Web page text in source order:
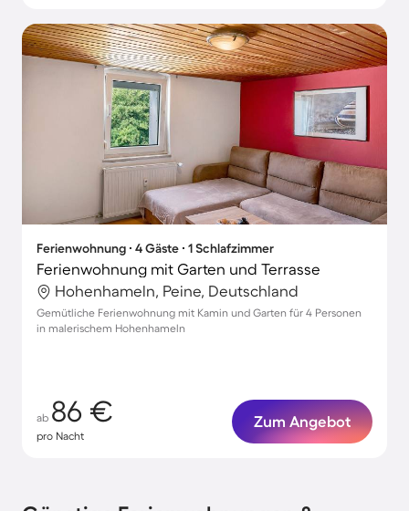
Ferienwohnung ∙ 4 Gäste ∙ 1 Schlafzimmer
Ferienwohnung mit Garten und Terrasse
Hohenhameln, Peine, Deutschland
Gemütliche Ferienwohnung mit Kamin und Garten für 4 Personen
in malerischem Hohenhameln
ab 86 €
pro Nacht
Zum Angebot